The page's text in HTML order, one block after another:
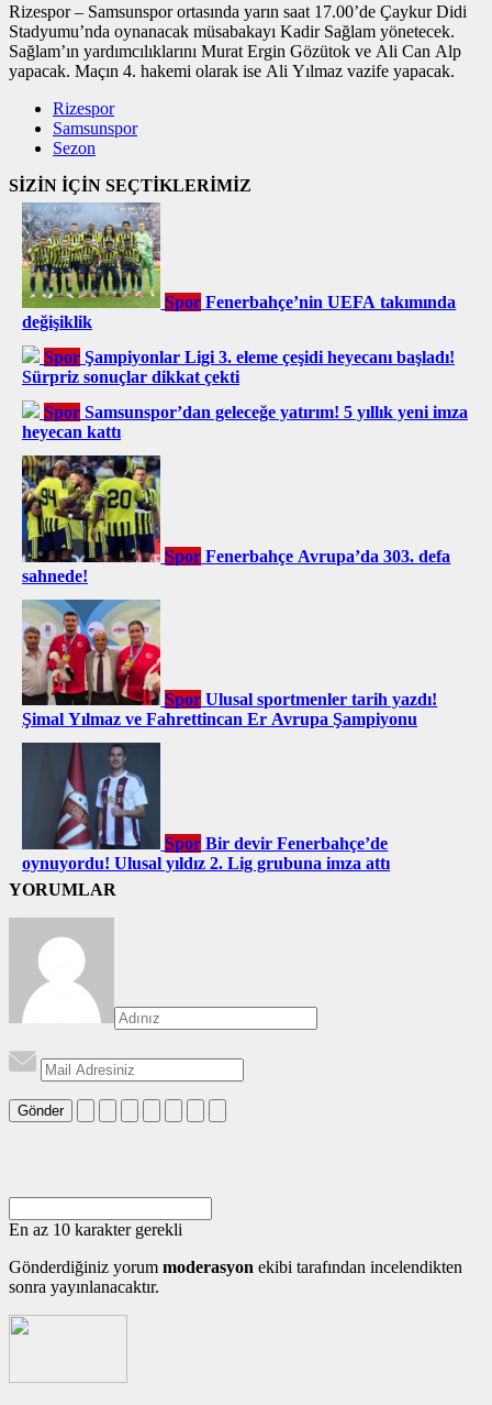
Rizespor – Samsunspor ortasında yarın saat 17.00’de Çaykur Didi
Stadyumu’nda oynanacak müsabakayı Kadir Sağlam yönetecek.
Sağlam’ın yardımcılıklarını Murat Ergin Gözütok ve Ali Can Alp
yapacak. Maçın 4. hakemi olarak ise Ali Yılmaz vazife yapacak.
Rizespor
Samsunspor
Sezon
SİZİN İÇİN SEÇTİKLERİMİZ
Spor Fenerbahçe’nin UEFA takımında
değişiklik
Spor Şampiyonlar Ligi 3. eleme çeşidi heyecanı başladı!
Sürpriz sonuçlar dikkat çekti
Spor Samsunspor’dan geleceğe yatırım! 5 yıllık yeni imza
heyecan kattı
Spor Fenerbahçe Avrupa’da 303. defa
sahnede!
Spor Ulusal sportmenler tarih yazdı!
Şimal Yılmaz ve Fahrettincan Er Avrupa Şampiyonu
Spor Bir devir Fenerbahçe’de
oynuyordu! Ulusal yıldız 2. Lig grubuna imza attı
YORUMLAR
Gönder
En az 10 karakter gerekli
Gönderdiğiniz yorum moderasyon ekibi tarafından incelendikten
sonra yayınlanacaktır.